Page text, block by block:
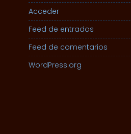
Acceder
Feed de entradas
Feed de comentarios
WordPress.org